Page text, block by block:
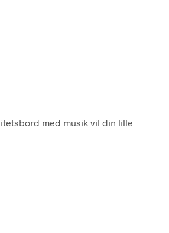
med musik vil din lille